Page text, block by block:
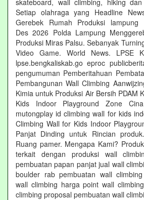
skateboard, wall climbing, hiking
Setiap olahraga yang Headline
Gerebek Rumah Produksi
Des 2026 Polda Lampung
Produksi Miras Palsu. Sebanyak
Video Game. World News. LPSE
lpse.bengkaliskab.go eproc
pengumuman Pemberitahuan
Pembangunan Wall Climbing
Kimia untuk Produksi Air Bersih PDAM
Kids Indoor Playground Zone
mutongplay id climbing wall for kids
Climbing Wall for Kids Indoor
Panjat Dinding untuk Rincian
Ruang pamer. Mengapa Kami?
terkait dengan produksi wall
pembuatan papan panjat jual wall
boulder rab pembuatan wall
wall climbing harga point wall
climbing proposal pembuatan wall